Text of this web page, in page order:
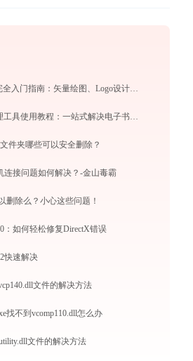
Adobe Illustrator完全入门指南：矢量绘图、Logo设计到商业插画的必备工具详解
Calibre电子书管理工具使用教程：一站式解决电子书格式转换、元数据管理与设备同步
件夹哪些可以安全删除？
连接问题如何解决？-金山毒霸
删除么？小心这些问题！
：如何轻松修复DirectX错误
快速解决
文件的解决方法
找不到vcomp110.dll怎么办
文件的解决方法